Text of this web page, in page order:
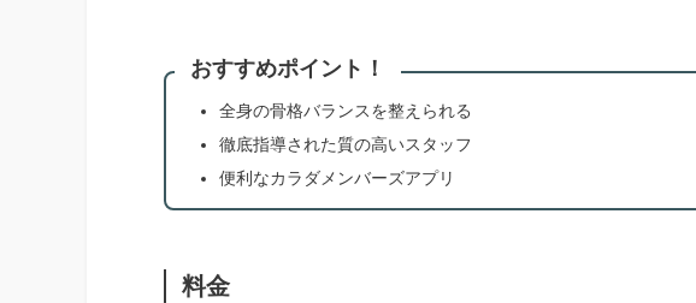
おすすめポイント！
全身の骨格バランスを整えられる
徹底指導された質の高いスタッフ
便利なカラダメンバーズアプリ
料金